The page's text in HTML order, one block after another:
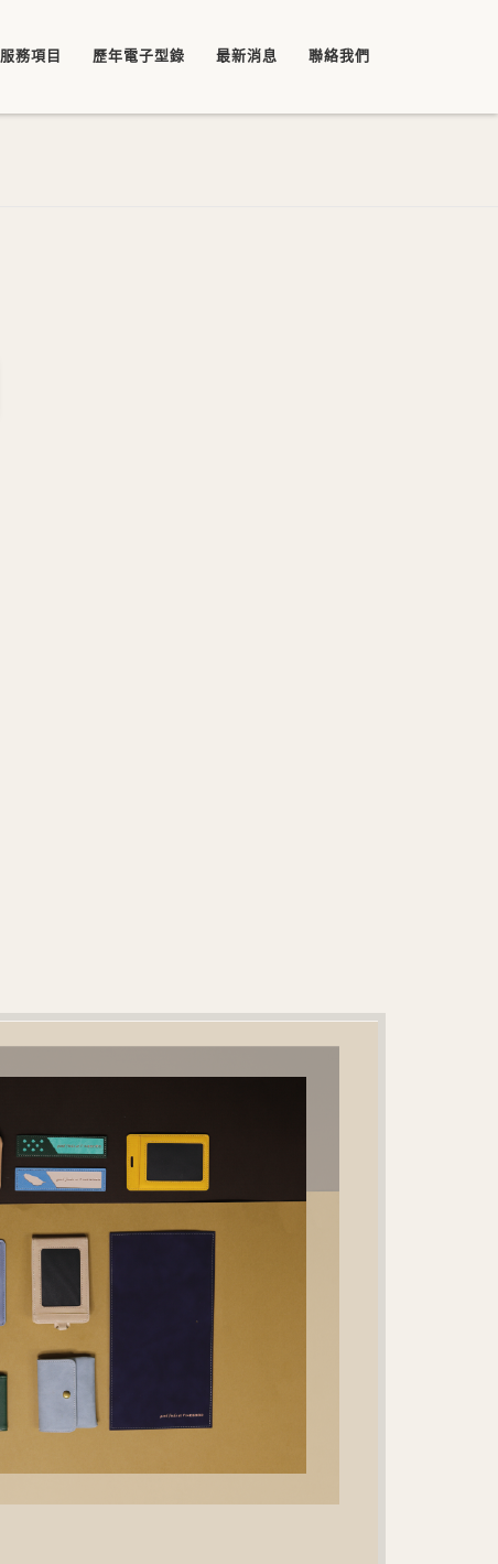
服務項目 歷年電子型錄 最新消息 聯絡我們